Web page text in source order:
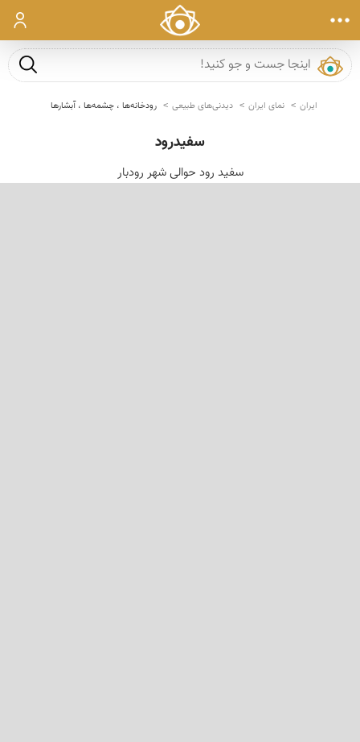
ورود
جست و
ایران نمای ایران دیدنی‌های طبیعی رودخانه‌ها ، چشمه‌ها ، آبشارها
سفیدرود
سفید رود حوالی شهر رودبار